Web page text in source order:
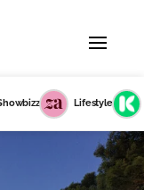
Lifestyle